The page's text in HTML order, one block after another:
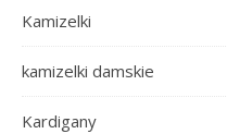
Kamizelki
kamizelki damskie
Kardigany